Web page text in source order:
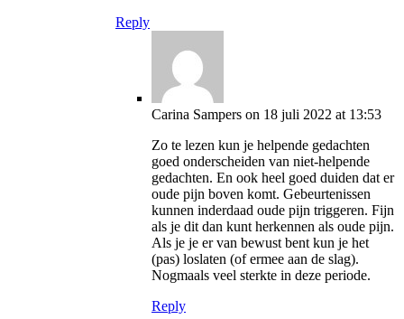
Reply
Carina Sampers on 18 juli 2022 at 13:53
Zo te lezen kun je helpende gedachten
goed onderscheiden van niet-helpende
gedachten. En ook heel goed duiden dat er
oude pijn boven komt. Gebeurtenissen
kunnen inderdaad oude pijn triggeren. Fijn
als je dit dan kunt herkennen als oude pijn.
Als je je er van bewust bent kun je het
(pas) loslaten (of ermee aan de slag).
Nogmaals veel sterkte in deze periode.
Reply